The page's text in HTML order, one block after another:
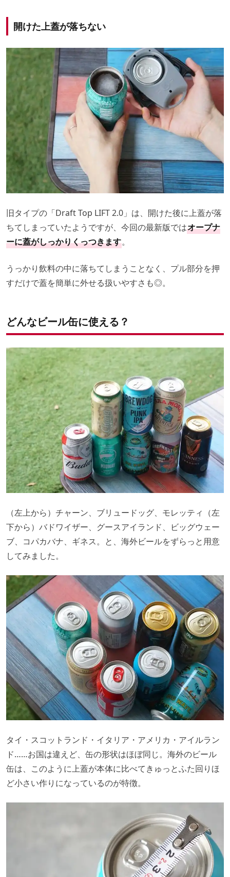
開けた上蓋が落ちない
旧タイプの「Draft Top LIFT 2.0」は、開けた後に上蓋が落
ちてしまっていたようですが、今回の最新版ではオープナ
ーに蓋がしっかりくっつきます。
うっかり飲料の中に落ちてしまうことなく、プル部分を押
すだけで蓋を簡単に外せる扱いやすさも◎。
どんなビール缶に使える？
（左上から）チャーン、ブリュードッグ、モレッティ（左
下から）バドワイザー、グースアイランド、ビッグウェー
ブ、コパカバナ、ギネス。と、海外ビールをずらっと用意
してみました。
タイ・スコットランド・イタリア・アメリカ・アイルラン
ド……お国は違えど、缶の形状はほぼ同じ。海外のビール
缶は、このように上蓋が本体に比べてきゅっとふた回りほ
ど小さい作りになっているのが特徴。